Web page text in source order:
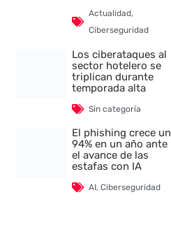
Actualidad,
Ciberseguridad
Los ciberataques al
sector hotelero se
triplican durante
temporada alta
Sin categoría
El phishing crece un
94% en un año ante
el avance de las
estafas con IA
AI,Ciberseguridad